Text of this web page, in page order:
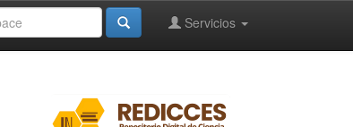
Servicios